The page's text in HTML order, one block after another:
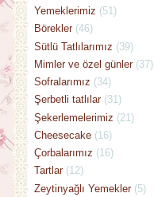
Yemeklerimiz (51)
Börekler (46)
Sütlü Tatlılarımız (39)
Mimler ve özel günler (37)
Sofralarımız (34)
Şerbetli tatlılar (31)
Şekerlemelerimiz (21)
Cheesecake (16)
Çorbalarımız (16)
Tartlar (12)
Zeytinyağlı Yemekler (5)